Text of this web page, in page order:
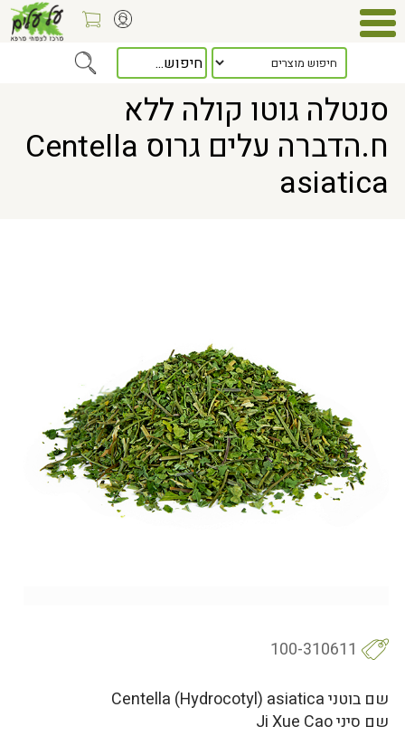
> סנטלה גוטו קולה ללא ח.הדברה עלים גרוס Centella asiatica
סנטלה גוטו קולה ללא
ח.הדברה עלים גרוס Centella
asiatica
100-310611
שם בוטני Centella (Hydrocotyl) asiatica
שם סיני Ji Xue Cao